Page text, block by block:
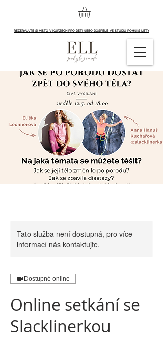
REZERVUJTE SI MÍSTO V KURZECH PRO DĚTI NEBO DOSPĚLÉ VE STUDIU POHNI S LETY
Tato služba není dostupná, pro více
informací nás kontaktujte.
Dostupné online
Online setkání se
Slacklinerkou